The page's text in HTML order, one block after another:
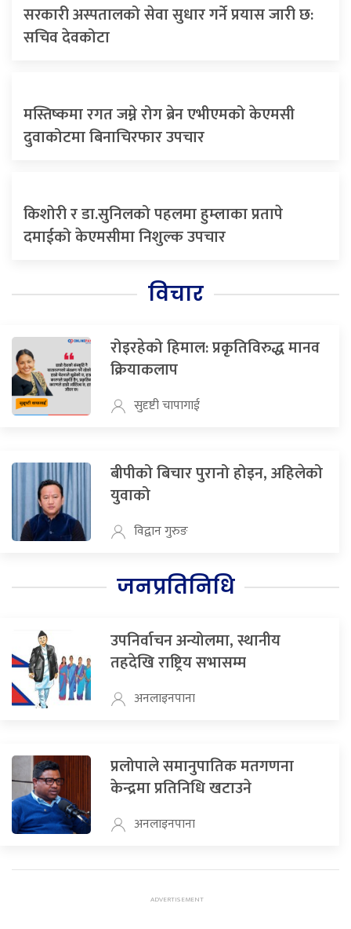
सरकारी अस्पतालको सेवा सुधार गर्ने प्रयास जारी छ:
सचिव देवकोटा
मस्तिष्कमा रगत जम्ने रोग ब्रेन एभीएमको केएमसी
दुवाकोटमा बिनाचिरफार उपचार
किशोरी र डा.सुनिलको पहलमा हुम्लाका प्रतापे
दमाईको केएमसीमा निशुल्क उपचार
विचार
रोइरहेको हिमाल: प्रकृतिविरुद्ध मानव
क्रियाकलाप
सुदृष्टी चापागाई
बीपीको बिचार पुरानो होइन, अहिलेको
युवाको
विद्वान गुरुङ
जनप्रतिनिधि
उपनिर्वाचन अन्योलमा, स्थानीय
तहदेखि राष्ट्रिय सभासम्म
अनलाइनपाना
प्रलोपाले समानुपातिक मतगणना
केन्द्रमा प्रतिनिधि खटाउने
अनलाइनपाना